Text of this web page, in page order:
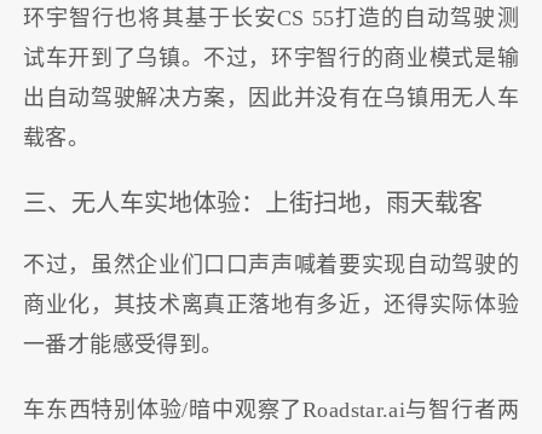
环宇智行也将其基于长安CS 55打造的自动驾驶测
试车开到了乌镇。不过，环宇智行的商业模式是输
出自动驾驶解决方案，因此并没有在乌镇用无人车
载客。
三、无人车实地体验：上街扫地，雨天载客
不过，虽然企业们口口声声喊着要实现自动驾驶的
商业化，其技术离真正落地有多近，还得实际体验
一番才能感受得到。
车东西特别体验/暗中观察了Roadstar.ai与智行者两